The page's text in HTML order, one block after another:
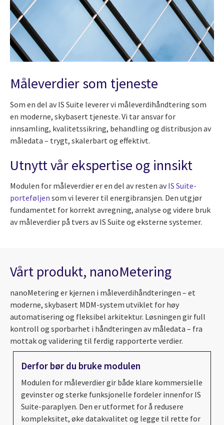
Måleverdier som tjeneste
Som en del av IS Suite leverer vi måleverdihåndtering som
en moderne, skybasert tjeneste. Vi tar ansvar for
innsamling, kvalitetssikring, behandling og distribusjon av
måledata – trygt, skalerbart og effektivt.
Utnytt vår ekspertise og innsikt
Modulen for måleverdier er en del av resten avIS Suite-
porteføljen som vi leverer til energibransjen. Den utgjør
fundamentet for korrekt avregning, analyse og videre bruk
av måleverdier på tvers av IS Suite og eksterne systemer.
Vårt produkt, nanoMetering
nanoMetering er kjernen i måleverdihåndteringen – et
moderne, skybasert MDM-system utviklet for høy
automatisering og fleksibel arkitektur. Løsningen gir full
kontroll og sporbarhet i håndteringen av måledata – fra
mottak og validering til ferdig rapporterte verdier.
Derfor bør du bruke modulen
Modulen for måleverdier gir både klare kommersielle
gevinster og sterke funksjonelle fordeler innenfor IS
Suite-paraplyen. Den er utformet for å redusere
kompleksitet, øke datakvalitet og legge til rette for